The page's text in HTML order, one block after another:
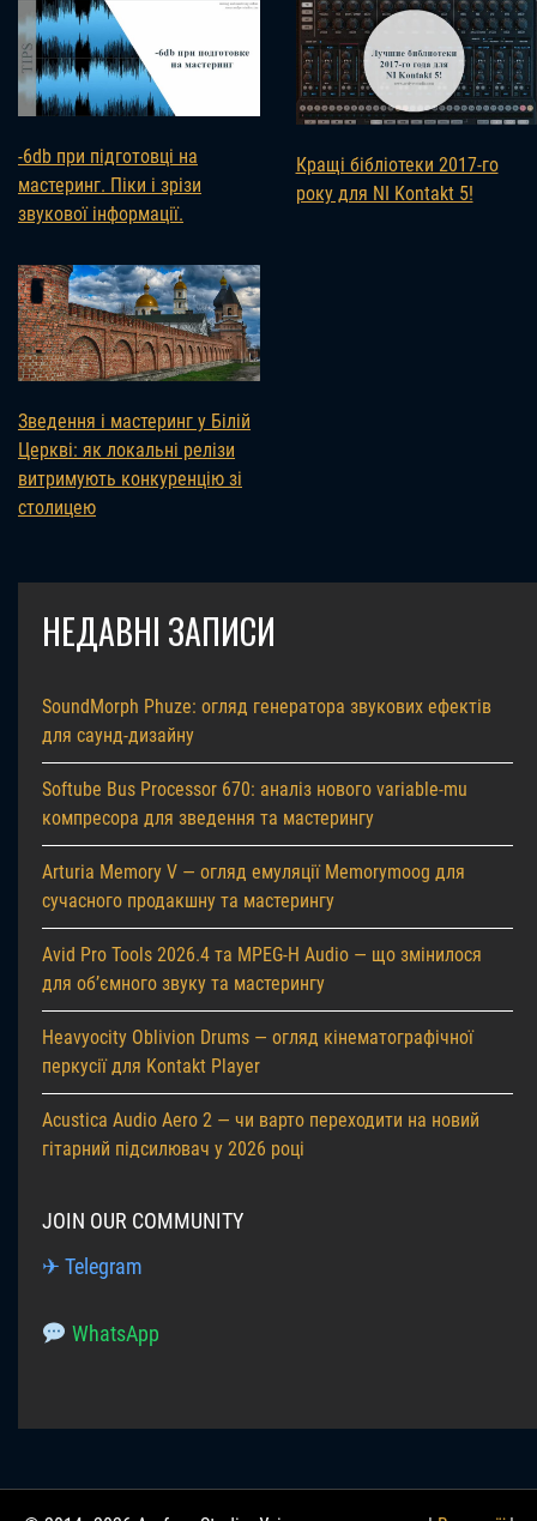
-6db при підготовці на
мастеринг. Піки і зрізи
звукової інформації.
Кращі бібліотеки 2017-го
року для NI Kontakt 5!
Зведення і мастеринг у Білій
Церкві: як локальні релізи
витримують конкуренцію зі
столицею
НЕДАВНІ ЗАПИСИ
SoundMorph Phuze: огляд генератора звукових ефектів
для саунд-дизайну
Softube Bus Processor 670: аналіз нового variable-mu
компресора для зведення та мастерингу
Arturia Memory V — огляд емуляції Memorymoog для
сучасного продакшну та мастерингу
Avid Pro Tools 2026.4 та MPEG-H Audio — що змінилося
для об’ємного звуку та мастерингу
Heavyocity Oblivion Drums — огляд кінематографічної
перкусії для Kontakt Player
Acustica Audio Aero 2 — чи варто переходити на новий
гітарний підсилювач у 2026 році
JOIN OUR COMMUNITY
✈ Telegram
WhatsApp